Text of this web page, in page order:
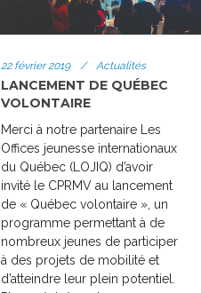
22 février 2019 / Actualités
LANCEMENT DE QUÉBEC
VOLONTAIRE
Merci à notre partenaire Les
Offices jeunesse internationaux
du Québec (LOJIQ) d’avoir
invité le CPRMV au lancement
de « Québec volontaire », un
programme permettant à de
nombreux jeunes de participer
à des projets de mobilité et
d’atteindre leur plein potentiel.